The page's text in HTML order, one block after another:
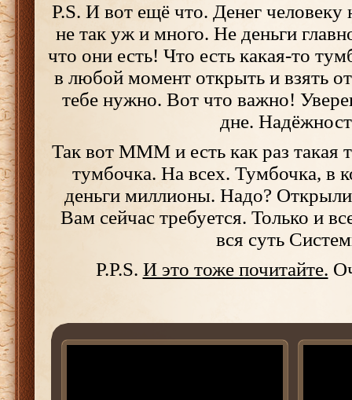
P.S. И вот ещё что. Денег человеку
не так уж и много. Не деньги
что они есть! Что есть какая-то
в любой момент открыть и взять
тебе нужно. Вот что важно!
дне.
Так вот МММ и есть как раз такая
тумбочка. На всех. Тумбочка, в
деньги миллионы. Надо?
Вам сейчас требуется. Только и
вся суть
P.P.S. И это тоже почитайте.